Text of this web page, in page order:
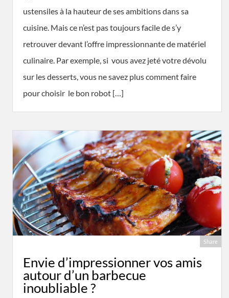
ustensiles à la hauteur de ses ambitions dans sa
cuisine. Mais ce n’est pas toujours facile de s’y
retrouver devant l’offre impressionnante de matériel
culinaire. Par exemple, si vous avez jeté votre dévolu
sur les desserts, vous ne savez plus comment faire
pour choisir le bon robot […]
Share
Envie d’impressionner vos amis
autour d’un barbecue
inoubliable ?